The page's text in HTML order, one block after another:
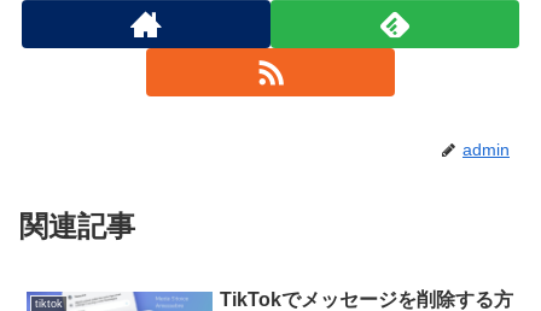
admin
関連記事
tiktok
TikTokでメッセージを削除する方